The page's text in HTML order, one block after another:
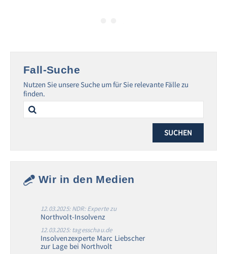
Fall-Suche
Nutzen Sie unsere Suche um für Sie relevante Fälle zu
finden.
Search
for:
Wir in den Medien
12.03.2025: NDR: Experte zu
Northvolt-Insolvenz
12.03.2025: tagesschau.de
Insolvenzexperte Marc Liebscher
zur Lage bei Northvolt